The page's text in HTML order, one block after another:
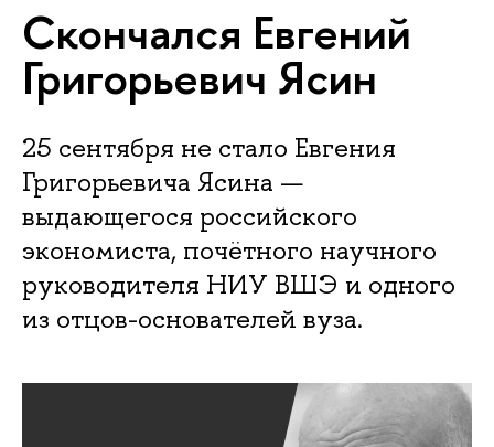
Скончался Евгений
Григорьевич Ясин
25 сентября не стало Евгения
Григорьевича Ясина —
выдающегося российского
экономиста, почётного научного
руководителя НИУ ВШЭ и одного
из отцов-основателей вуза.